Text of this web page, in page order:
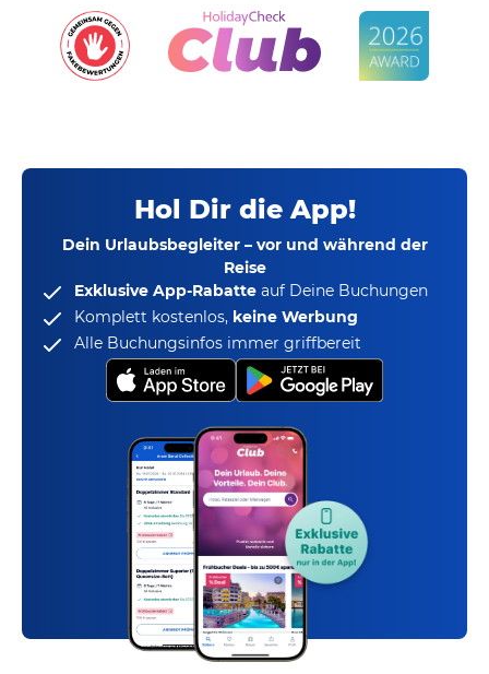
Hol Dir die App!
Dein Urlaubsbegleiter – vor und während der
Reise
Exklusive App-Rabatte auf Deine Buchungen
Komplett kostenlos, keine Werbung
Alle Buchungsinfos immer griffbereit